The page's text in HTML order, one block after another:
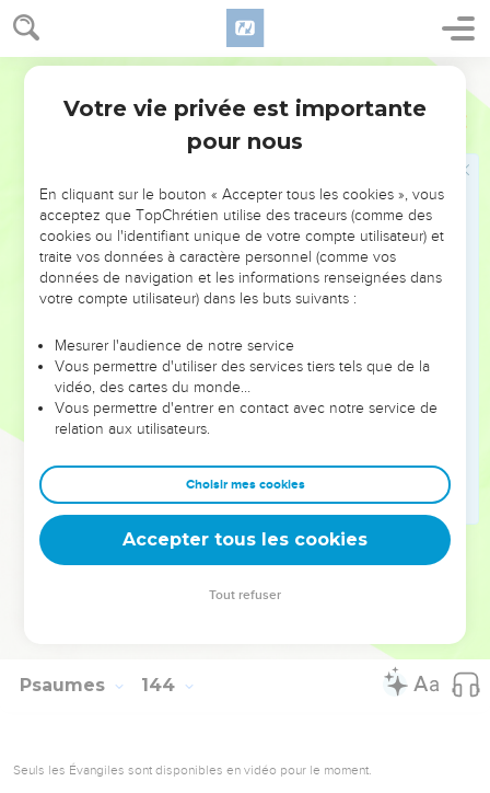
Psaumes 143
manque de complément, quelques-uns traduisent :
J'ai mis à
couvert auprès de toi... mes pensées
, mon secret ; je te l'ai
confié.
Ton bon Esprit, littéralement :ton Esprit, qui est bon
est le bien même et qui veut le bien de ceux qui t'aiment.
Sur une voie unie, littéralement :dans une terre unie; mais il
est possible que dans le texte hébreu une erreur de copiste
ait substitué le mot de terre à celui de sentier.
A cause de ton nom: voirPsaumes 25.11
11 et 12Dans ta justice, retire mon âme..., dans ta miséricorde,
retranche...On s'attendrait à un ordre inverse : Sauve, dans
ta bonté, et détruis dans ta justice. Mais ici, comme au verset
1, le psalmiste ne donne pas au mot de justice un sens
sauve celui qui est
son serviteur, et parce qu'il aime ce
dernier, il détruit ses ennemis. Quant à ce dernier vœu, voir
la note d'introduction auPsaume 109 .
Psaumes 144
Seuls les Évangiles sont disponibles en vidéo pour le moment.
Votre vie privée est importante
pour nous
En cliquant sur le bouton « Accepter tous les cookies », vous
acceptez que TopChrétien utilise des traceurs (comme des
cookies ou l'identifiant unique de votre compte utilisateur) et
traite vos données à caractère personnel (comme vos
données de navigation et les informations renseignées dans
votre compte utilisateur) dans les buts suivants :
Mesurer l'audience de notre service
Vous permettre d'utiliser des services tiers tels que de la
vidéo, des cartes du monde…
Vous permettre d'entrer en contact avec notre service de
relation aux utilisateurs.
Choisir mes cookies
Accepter tous les cookies
Tout refuser